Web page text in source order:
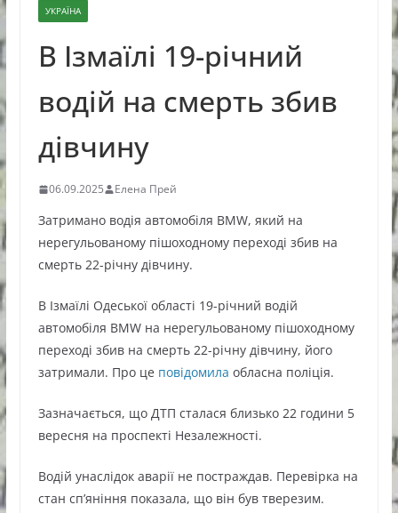
УКРАЇНА
В Ізмаїлі 19-річний
водій на смерть збив
дівчину
06.09.2025 Елена Прей
Затримано водія автомобіля BMW, який на
нерегульованому пішоходному переході збив на
смерть 22-річну дівчину.
В Ізмаїлі Одеської області 19-річний водій
автомобіля BMW на нерегульованому пішоходному
переході збив на смерть 22-річну дівчину, його
затримали. Про це повідомила обласна поліція.
Зазначається, що ДТП сталася близько 22 години 5
вересня на проспекті Незалежності.
Водій унаслідок аварії не постраждав. Перевірка на
стан сп’яніння показала, що він був тверезим.